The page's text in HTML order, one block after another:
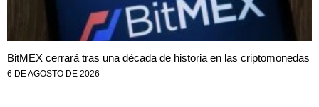
BitMEX cerrará tras una década de historia en las criptomonedas
6 DE AGOSTO DE 2026